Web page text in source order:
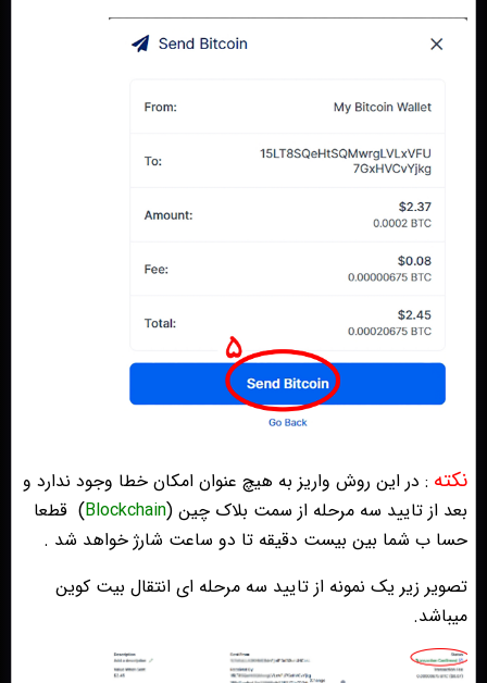
نکته : در این روش واریز به هیچ عنوان امکان خطا وجود ندارد و
بعد از تایید سه مرحله از سمت بلاک چین (Blockchain
) قطعا
حسا ب شما بین بیست دقیقه تا دو ساعت شارژ خواهد شد .
تصویر زیر یک نمونه از تایید سه مرحله ای انتقال بیت کوین
میباشد.